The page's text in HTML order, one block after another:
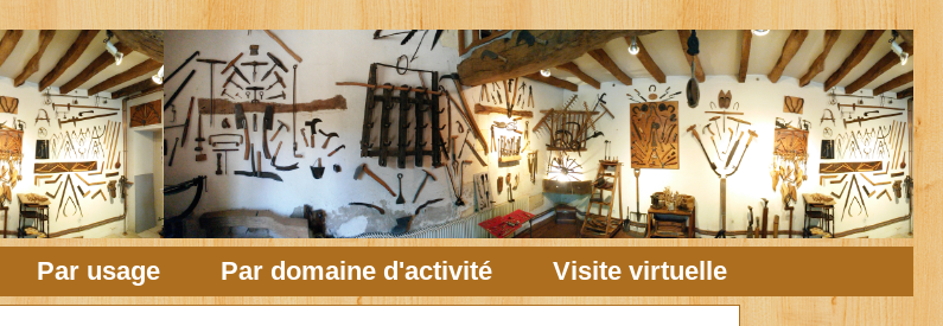
Par usage Par domaine d'activité Visite virtuelle